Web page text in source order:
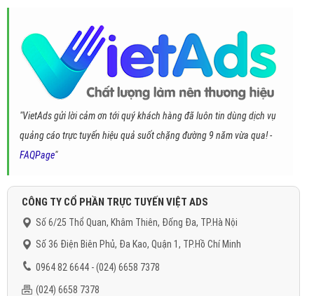
"VietAds gửi lời cảm ơn tới quý khách hàng đã luôn tin dùng dịch vụ
quảng cáo trực tuyến hiệu quả suốt chặng đường 9 năm vừa qua! -
FAQPage"
CÔNG TY CỔ PHẦN TRỰC TUYẾN VIỆT ADS
Số 6/25 Thổ Quan, Khâm Thiên, Đống Đa, TP.Hà Nội
Số 36 Điện Biên Phủ, Đa Kao, Quận 1, TP.Hồ Chí Minh
0964 82 6644 - (024) 6658 7378
(024) 6658 7378